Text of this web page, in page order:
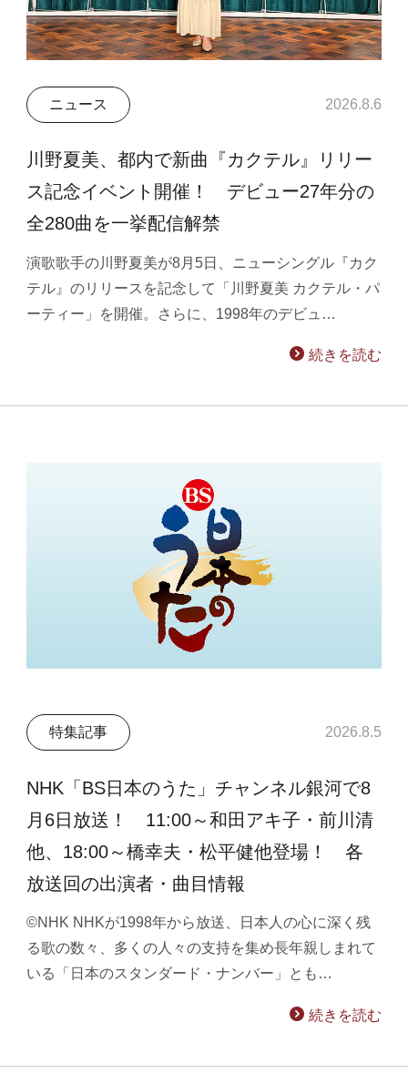
ニュース 2026.8.6
川野夏美、都内で新曲『カクテル』リリー
ス記念イベント開催！ デビュー27年分の
全280曲を一挙配信解禁
演歌歌手の川野夏美が8月5日、ニューシングル『カク
テル』のリリースを記念して「川野夏美 カクテル・パ
ーティー」を開催。さらに、1998年のデビュ…
続きを読む
特集記事 2026.8.5
NHK「BS日本のうた」チャンネル銀河で8
月6日放送！ 11:00～和田アキ子・前川清
他、18:00～橋幸夫・松平健他登場！ 各
放送回の出演者・曲目情報
©NHK NHKが1998年から放送、日本人の心に深く残
る歌の数々、多くの人々の支持を集め長年親しまれて
いる「日本のスタンダード・ナンバー」とも…
続きを読む